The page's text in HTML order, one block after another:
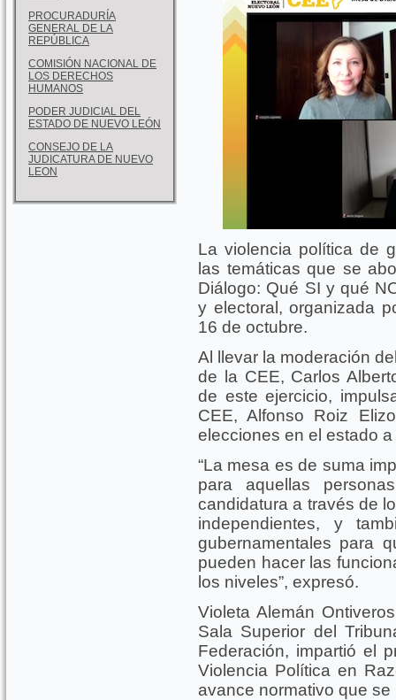
PROCURADURÍA
GENERAL DE LA
REPÚBLICA
COMISIÓN NACIONAL DE
LOS DERECHOS
HUMANOS
PODER JUDICIAL DEL
ESTADO DE NUEVO LEÓN
CONSEJO DE LA
JUDICATURA DE NUEVO
LEON
La violencia política de
las temáticas que se
Diálogo: Qué SI y qué
y electoral, organizada
16 de octubre.
Al llevar la moderación
de la CEE, Carlos
de este ejercicio,
CEE, Alfonso Roiz
elecciones en el estado
“La mesa es de suma
para aquellas
candidatura a través de
independientes, y
gubernamentales para
pueden hacer las
los niveles”, expresó.
Violeta Alemán
Sala Superior del
Federación, impartió el
Violencia Política en
avance normativo que